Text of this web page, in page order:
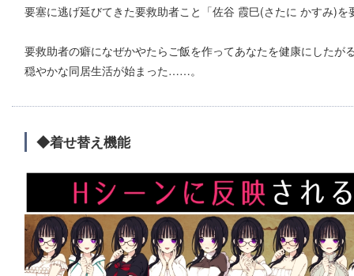
要塞に逃げ延びてきた要救助者こと「佐谷 霞巳(さたに かすみ)を
要救助者の癖になぜかやたらご飯を作ってあなたを健康にしたが
穏やかな同居生活が始まった……。
◆着せ替え機能